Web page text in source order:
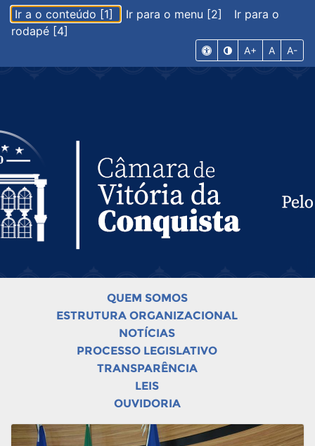
Ir a o conteúdo [1] Ir para o menu [2]
Ir para o
rodapé [4]
A+ A A-
QUEM SOMOS
ESTRUTURA ORGANIZACIONAL
NOTÍCIAS
PROCESSO LEGISLATIVO
TRANSPARÊNCIA
LEIS
OUVIDORIA